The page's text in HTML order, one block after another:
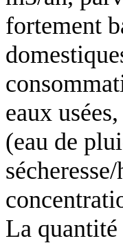
fortement
eaux
(eau de
La